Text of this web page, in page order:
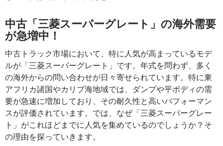
で
人
の
理
由
と
高
需
要
の
中古「三菱スーパーグレート」の海外需要
が急増中！
中古トラック市場において、特に人気が高まっているモデ
ルが「三菱スーパーグレート」です。年式を問わず、多く
の海外からの問い合わせが日々寄せられています。特に東
アフリカ諸国やカリブ海地域では、ダンプや平ボディの需
要が急速に増加しており、その耐久性と高いパフォーマン
スが評価されています。では、なぜ「三菱スーパーグレー
ト」がこれほどまでに人気を集めているのでしょうか？そ
の理由を探っていきます。